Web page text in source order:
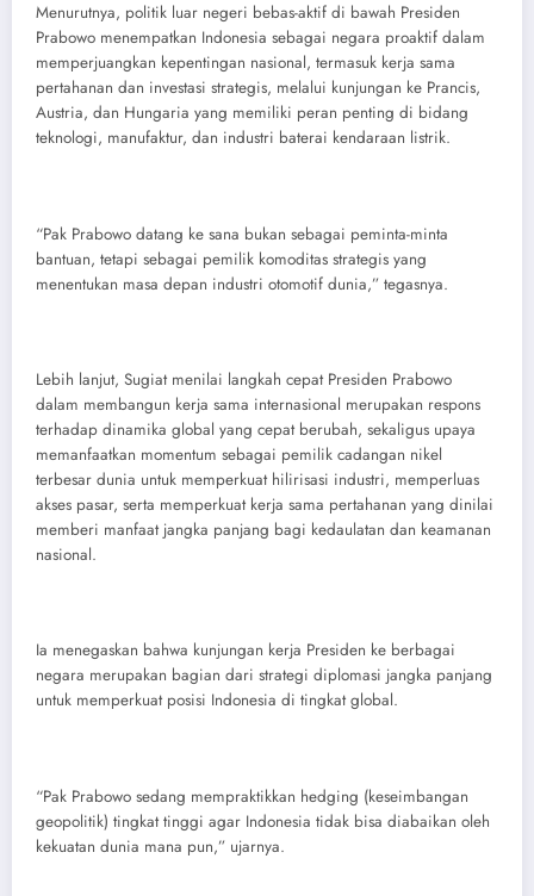
Menurutnya, politik luar negeri bebas-aktif di bawah Presiden
Prabowo menempatkan Indonesia sebagai negara proaktif dalam
memperjuangkan kepentingan nasional, termasuk kerja sama
pertahanan dan investasi strategis, melalui kunjungan ke Prancis,
Austria, dan Hungaria yang memiliki peran penting di bidang
teknologi, manufaktur, dan industri baterai kendaraan listrik.
“Pak Prabowo datang ke sana bukan sebagai peminta-minta
bantuan, tetapi sebagai pemilik komoditas strategis yang
menentukan masa depan industri otomotif dunia,” tegasnya.
Lebih lanjut, Sugiat menilai langkah cepat Presiden Prabowo
dalam membangun kerja sama internasional merupakan respons
terhadap dinamika global yang cepat berubah, sekaligus upaya
memanfaatkan momentum sebagai pemilik cadangan nikel
terbesar dunia untuk memperkuat hilirisasi industri, memperluas
akses pasar, serta memperkuat kerja sama pertahanan yang dinilai
memberi manfaat jangka panjang bagi kedaulatan dan keamanan
nasional.
Ia menegaskan bahwa kunjungan kerja Presiden ke berbagai
negara merupakan bagian dari strategi diplomasi jangka panjang
untuk memperkuat posisi Indonesia di tingkat global.
“Pak Prabowo sedang mempraktikkan hedging (keseimbangan
geopolitik) tingkat tinggi agar Indonesia tidak bisa diabaikan oleh
kekuatan dunia mana pun,” ujarnya.